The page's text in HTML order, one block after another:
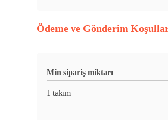
Ödeme ve Gönderim
Min sipariş miktarı
1 takım